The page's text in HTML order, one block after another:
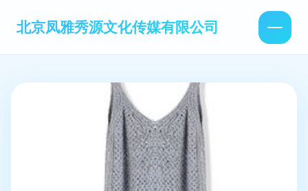
北京凤雅秀源文化传媒有限公司